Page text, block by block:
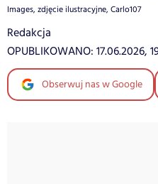
Images, zdjęcie ilustracyjne, Carlo107
Redakcja
OPUBLIKOWANO: 17.06.2026,
Obserwuj nas w Google